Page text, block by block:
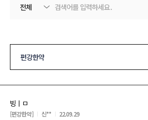
편강한약
빙ㅣㅁ
[편강한약] 신** 22.09.29